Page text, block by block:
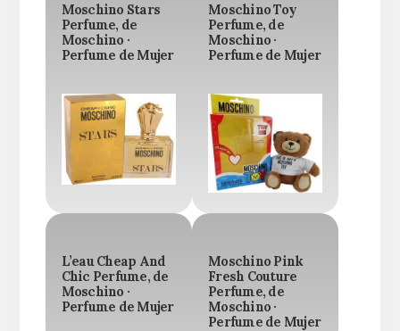
Moschino Stars
Perfume, de
Moschino ·
Perfume de Mujer
Moschino Toy
Perfume, de
Moschino ·
Perfume de Mujer
L’eau Cheap And
Chic Perfume, de
Moschino ·
Perfume de Mujer
Moschino Pink
Fresh Couture
Perfume, de
Moschino ·
Perfume de Mujer